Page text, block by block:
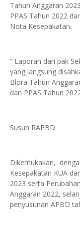
Tahun Anggaran
PPAS Tahun 2022
Nota Kesepakatan.
“ Laporan dari pak
yang langsung
Blora Tahun
dan PPAS Tahun
Susun RAPBD
Dikemukakan,
Kesepakatan KUA
2023 serta
Anggaran 2022,
penyusunan APBD